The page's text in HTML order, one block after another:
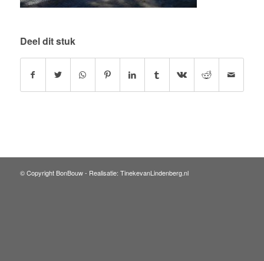
Deel dit stuk
© Copyright BonBouw - Realisatie: TinekevanLindenberg.nl